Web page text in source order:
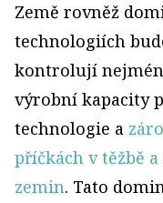
Země rovněž
technologiích
kontrolují
výrobní kapacity
technologie a
příčkách v těžbě
zemin. Tato